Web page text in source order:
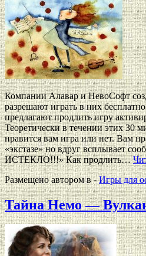
Компании Алавар и НевоСофт
разрешают играть в них
предлагают продлить игру
Теоретически в течении этих 30
нравится вам игра или нет. Вам
«экстазе» но вдруг всплывает
ИСТЕКЛО!!!» Как продлить…
Размещено автором в -Игры для
Тайна Немо —